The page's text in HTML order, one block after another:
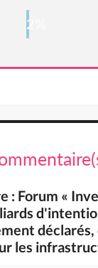
2%
: Forum «
les